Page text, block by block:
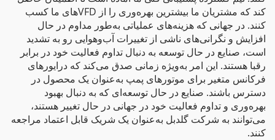
کند که مشتریان ما بیشترین بهره‌وری را از VFDهای ما کسب
کنند. در جهانی که هزینه‌های عملیاتی به‌طور مداوم در حال
افزایش و نگرانی‌های ناشی از تغییرات آب‌وهوایی رو به تشدید
است، صنایع در حال توسعه به دنبال تداوم فعالیت خود در برابر
رقبا هستند. این امر به‌ویژه زمانی صدق می‌کند که درایورهای
فرکانس متغیر برای موتورهای پمپ به‌عنوان یک محصول در
دسترس باشند. صنایع در حال توسعه‌ای که به دنبال بهبود
بهره‌وری و تداوم فعالیت خود در جهانی در حال تغییر هستند،
می‌توانند به شرکت گلدبل به‌عنوان یک شریک قابل اعتماد مراجعه
کنند.